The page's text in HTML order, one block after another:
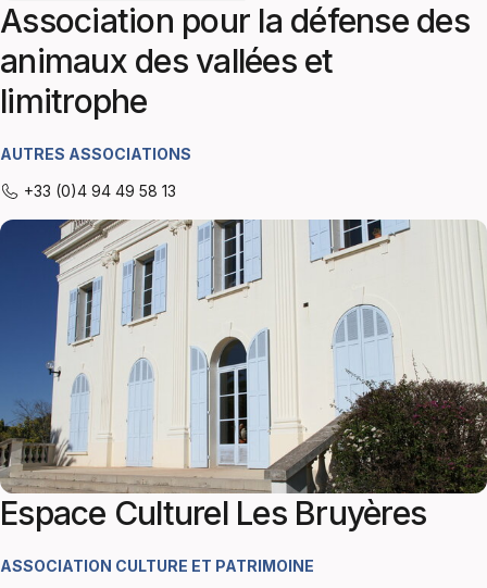
Association pour la défense des
animaux des vallées et
limitrophe
AUTRES ASSOCIATIONS
+33 (0)4 94 49 58 13
Espace Culturel Les Bruyères
ASSOCIATION CULTURE ET PATRIMOINE